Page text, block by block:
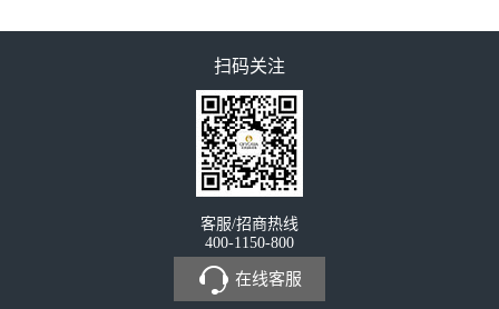
扫码关注
客服/招商热线
400-1150-800
在线客服